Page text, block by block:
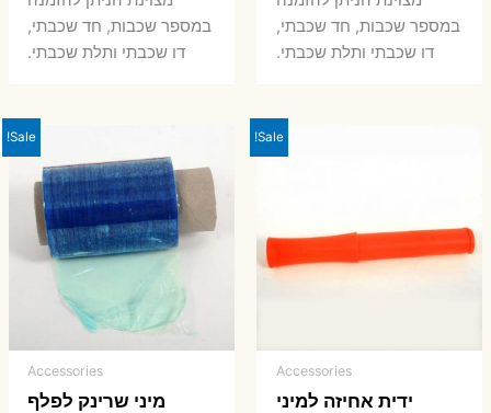
66 ₪.
במספר שכבות, חד שכבתי,
דו שכבתי ותלת שכבתי.
33 ₪.
₪.
במספר שכבות, חד שכבתי,
דו שכבתי ותלת שכבתי.
Sale!
Accessories
ידית אחיזה למיני
Sale!
Accessories
מיני שרינק לפלף